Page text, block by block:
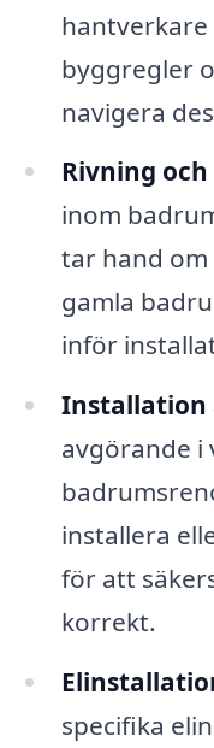
hantverkare
byggregler
navigera
Rivning
inom
tar hand
gamla
inför
Installation
avgörande i
installera
för att
korrekt.
specifika